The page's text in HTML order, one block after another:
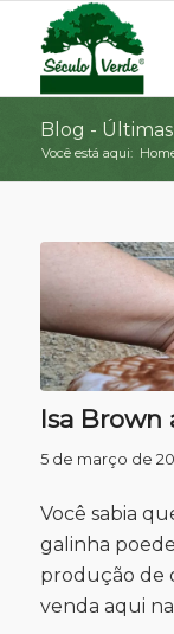
Blog -
Você está aqui:
Isa Brown
5 de março de
Você sabia
galinha
produção de
venda aqui